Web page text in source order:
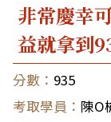
非常慶幸
益就拿到
935
陳O